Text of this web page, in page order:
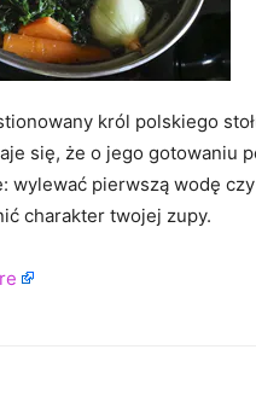
król polskiego
się, że o jego gotowaniu
wylewać pierwszą wodę
charakter twojej zupy.